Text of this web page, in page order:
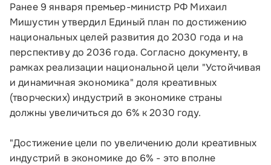
Ранее 9 января премьер-министр РФ Михаил
Мишустин утвердил Единый план по достижению
национальных целей развития до 2030 года и на
перспективу до 2036 года. Согласно документу, в
рамках реализации национальной цели "Устойчивая
и динамичная экономика" доля креативных
(творческих) индустрий в экономике страны
должны увеличиться до 6% к 2030 году.
"Достижение цели по увеличению доли креативных
индустрий в экономике до 6% - это вполне